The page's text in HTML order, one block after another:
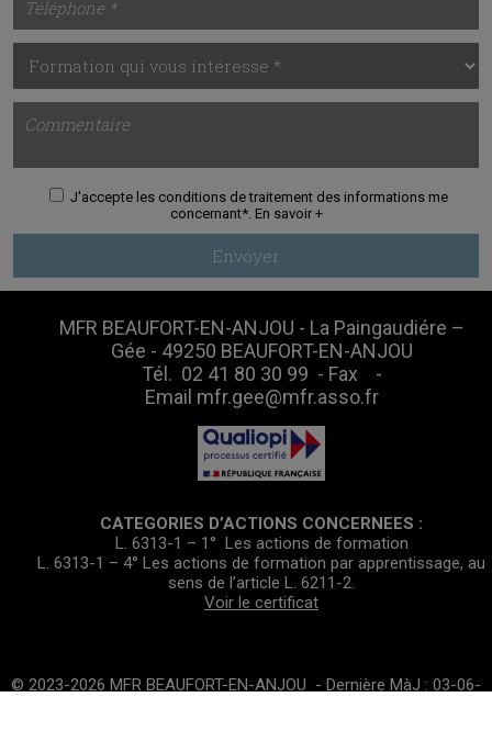
J'accepte les conditions de traitement des informations me
concernant*. En savoir +
Envoyer
MFR BEAUFORT-EN-ANJOU - La Paingaudiére –
Gée - 49250 BEAUFORT-EN-ANJOU
Tél. 02 41 80 30 99 - Fax -
Email mfr.gee@mfr.asso.fr
CATEGORIES D’ACTIONS CONCERNEES :
L. 6313-1 – 1° Les actions de formation
L. 6313-1 – 4° Les actions de formation par apprentissage, au
sens de l’article L. 6211-2.
Voir le certificat
© 2023-2026 MFR BEAUFORT-EN-ANJOU - Dernière MàJ : 03-06-